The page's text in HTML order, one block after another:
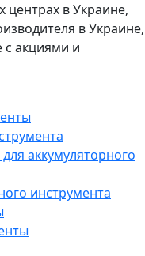
центрах в Украине,
в Украине,
с акциями и
аккумуляторного
инструмента